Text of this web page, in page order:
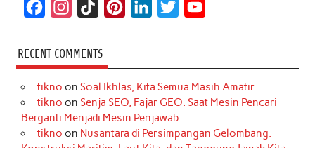
c
e
b
o
s
t
a
r
k
T
o
k
t
e
r
e
k
e
d
I
t
t
r
T
u
e
RECENT COMMENTS
tikno on Soal Ikhlas, Kita Semua Masih Amatir
tikno on Senja SEO, Fajar GEO: Saat Mesin Pencari
Berganti Menjadi Mesin Penjawab
tikno on Nusantara di Persimpangan Gelombang: